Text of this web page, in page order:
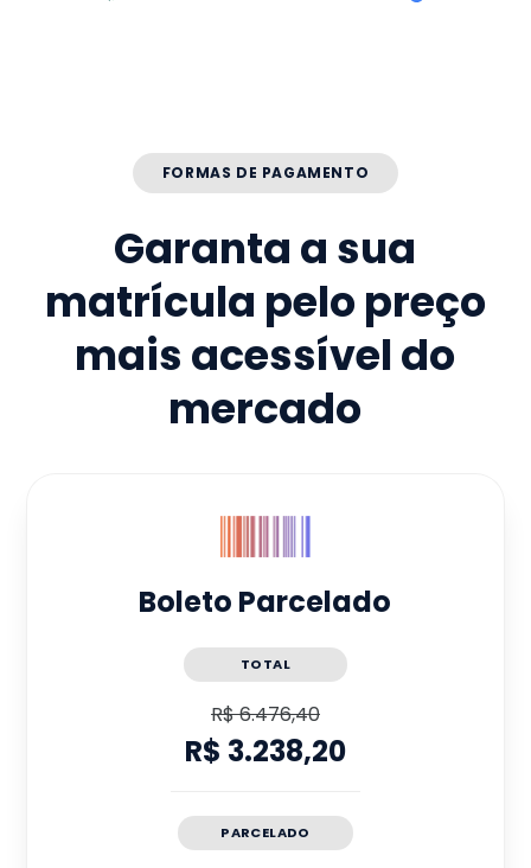
FORMAS DE PAGAMENTO
Garanta a sua
matrícula pelo preço
mais acessível do
mercado
Boleto Parcelado
TOTAL
R$ 6.476,40
R$ 3.238,20
PARCELADO